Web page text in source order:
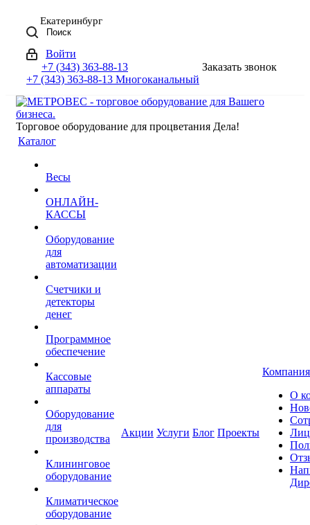
Екатеринбург
Поиск
Войти
+7 (343) 363-88-13
+7 (343) 363-88-13 Многоканальный
Заказать звонок
Торговое оборудование для процветания Дела!
Каталог
Весы
ОНЛАЙН-
КАССЫ
Оборудование
для
автоматизации
Счетчики и
детекторы
денег
Программное
обеспечение
Кассовые
аппараты
Оборудование
для
производства
Клининговое
оборудование
Климатическое
оборудование
Акции Услуги Блог Проекты
Компания
О